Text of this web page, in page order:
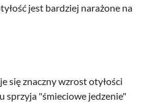
jest bardziej narażone na
się znaczny wzrost otyłości
sprzyja "śmieciowe jedzenie"